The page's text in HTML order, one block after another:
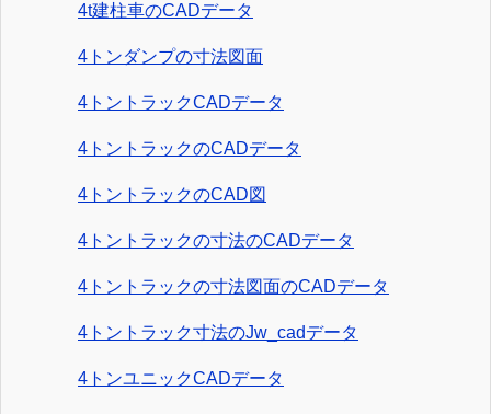
4t建柱車のCADデータ
4トンダンプの寸法図面
4トントラックCADデータ
4トントラックのCADデータ
4トントラックのCAD図
4トントラックの寸法のCADデータ
4トントラックの寸法図面のCADデータ
4トントラック寸法のJw_cadデータ
4トンユニックCADデータ